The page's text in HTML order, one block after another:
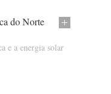
do Norte
e a energia solar